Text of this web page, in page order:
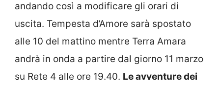
andando così a modificare gli orari di
uscita. Tempesta d’Amore sarà spostato
alle 10 del mattino mentre Terra Amara
andrà in onda a partire dal giorno 11 marzo
su Rete 4 alle ore 19.40. Le avventure dei